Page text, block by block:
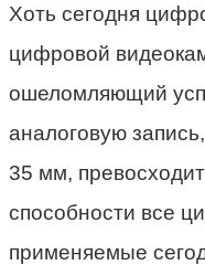
Хоть сегодня
цифровой
ошеломляющий
аналоговую
35 мм,
способности все
применяемые